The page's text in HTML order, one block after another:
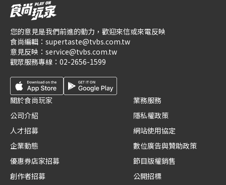
您的意見是我們前進的動力，歡迎來信或來電反映
食尚編輯： supertaste@tvbs.com.tw
意見反映： service@tvbs.com.tw
觀眾服務專線： 02-2656-1599
關於食尚玩家
公司介紹
人才招募
企業動態
優惠券店家招募
創作者招募
業務服務
隱私權政策
網站使用協定
數位廣告與贊助政策
節目版權銷售
公開招標